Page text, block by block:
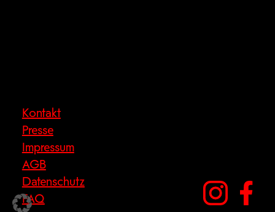
Kontakt
Presse
Impressum
AGB
Datenschutz
FAQ